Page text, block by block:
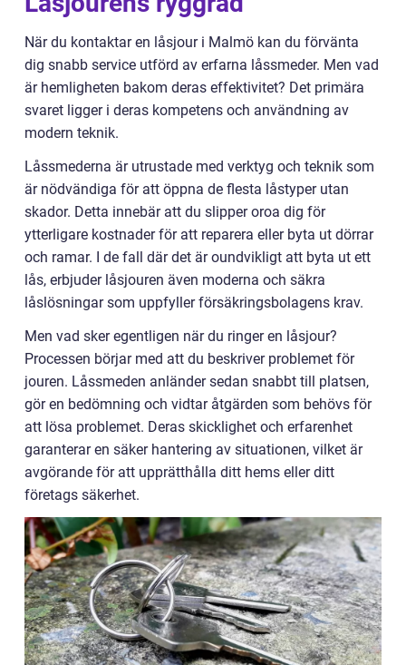
När du kontaktar en låsjour i Malmö kan du förvänta
dig snabb service utförd av erfarna låssmeder. Men vad
är hemligheten bakom deras effektivitet? Det primära
svaret ligger i deras kompetens och användning av
modern teknik.
Låssmederna är utrustade med verktyg och teknik som
är nödvändiga för att öppna de flesta låstyper utan
skador. Detta innebär att du slipper oroa dig för
ytterligare kostnader för att reparera eller byta ut dörrar
och ramar. I de fall där det är oundvikligt att byta ut ett
lås, erbjuder låsjouren även moderna och säkra
låslösningar som uppfyller försäkringsbolagens krav.
Men vad sker egentligen när du ringer en låsjour?
Processen börjar med att du beskriver problemet för
jouren. Låssmeden anländer sedan snabbt till platsen,
gör en bedömning och vidtar åtgärden som behövs för
att lösa problemet. Deras skicklighet och erfarenhet
garanterar en säker hantering av situationen, vilket är
avgörande för att upprätthålla ditt hems eller ditt
företags säkerhet.